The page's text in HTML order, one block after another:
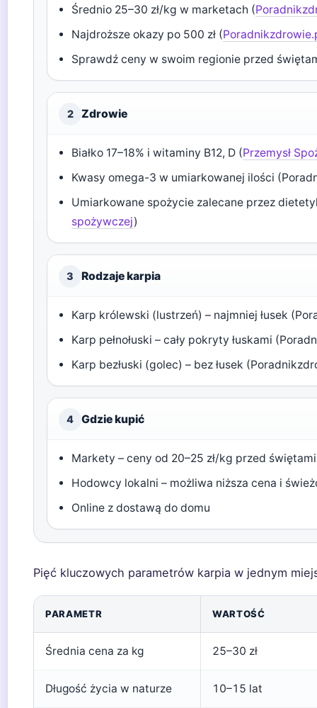
Średnio 25–30 zł/kg w marketach (
Najdroższe okazy po 500 zł (
Sprawdź ceny w swoim regionie przed
2 Zdrowie
Białko 17–18% i witaminy B12, D (Przemysł
Kwasy omega-3 w umiarkowanej ilości
Umiarkowane spożycie zalecane przez
spożywczej)
3 Rodzaje karpia
Karp królewski (lustrzeń) – najmniej łusek
Karp pełnołuski – cały pokryty łuskami
Karp bezłuski (golec) – bez łusek
4 Gdzie kupić
Markety – ceny od 20–25 zł/kg przed świętami
Hodowcy lokalni – możliwa niższa cena i
Online z dostawą do domu
Pięć kluczowych parametrów karpia w jednym
PARAMETR WARTOŚĆ
Średnia cena za kg 25–30 zł
Długość życia w naturze 10–15 lat